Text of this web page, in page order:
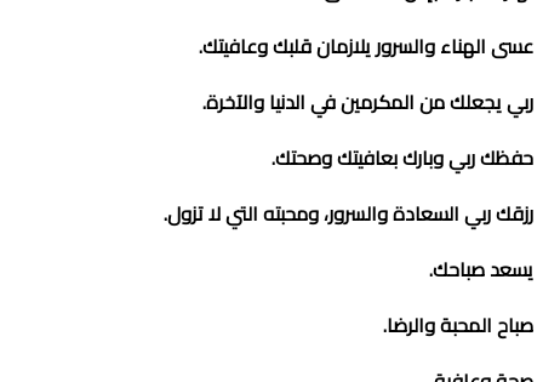
عسى الهناء والسرور يلازمان قلبك وعافيتك.
ربي يجعلك من المكرمين في الدنيا والآخرة.
حفظك ربي وبارك بعافيتك وصحتك.
رزقك ربي السعادة والسرور، ومحبته التي لا تزول
يسعد صباحك.
صباح المحبة والرضا.